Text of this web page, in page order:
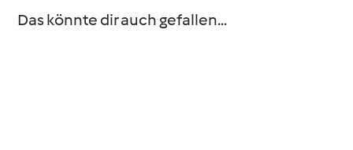
Das könnte dir auch gefallen...